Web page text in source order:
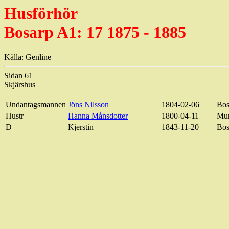
Husförhör
Bosarp A1: 17 1875 - 1885
Källa: Genline
Sidan 61
Skjärshus
Undantagsmannen Jöns Nilsson 1804-02-06
Hustr
Hanna Månsdotter 1800-04-11
D
Kjerstin 1843-11-20